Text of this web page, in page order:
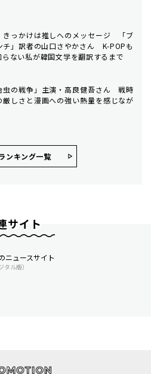
きっかけは推しへのメッセージ 「ブ
チ」訳者の山口さやかさん K-POPも
ない私が韓国文学を翻訳するまで
虫の戦争」主演・高良健吾さん 戦時
厳しさと漫画への強い熱量を感じなが
ンキング⼀覧
サイト
ニュースサイト
ル版）